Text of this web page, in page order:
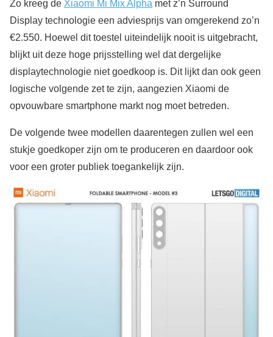
Zo kreeg de Xiaomi Mi Mix Alpha met z’n Surround
Display technologie een adviesprijs van omgerekend zo’n
€2.550. Hoewel dit toestel uiteindelijk nooit is uitgebracht,
blijkt uit deze hoge prijsstelling wel dat dergelijke
displaytechnologie niet goedkoop is. Dit lijkt dan ook geen
logische volgende zet te zijn, aangezien Xiaomi de
opvouwbare smartphone markt nog moet betreden.
De volgende twee modellen daarentegen zullen wel een
stukje goedkoper zijn om te produceren en daardoor ook
voor een groter publiek toegankelijk zijn.